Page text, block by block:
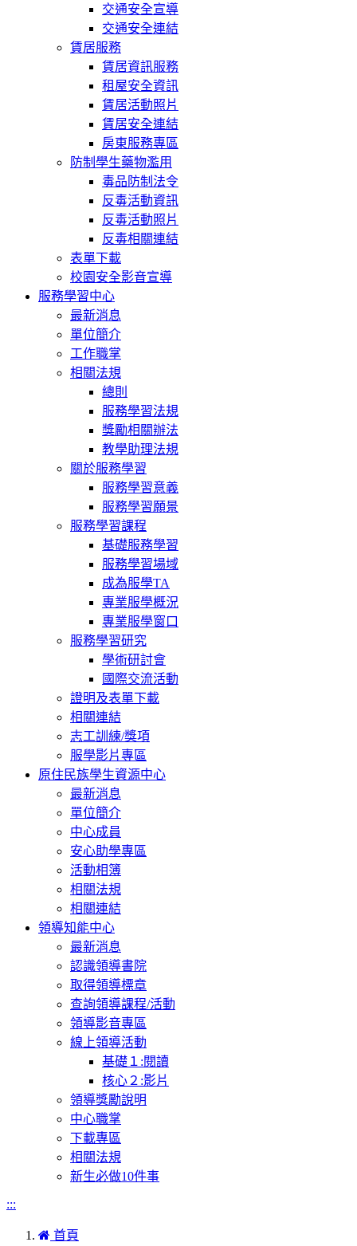
交通安全宣導
交通安全連結
賃居服務
賃居資訊服務
租屋安全資訊
賃居活動照片
賃居安全連結
房東服務專區
防制學生藥物濫用
毒品防制法令
反毒活動資訊
反毒活動照片
反毒相關連結
表單下載
校園安全影音宣導
服務學習中心
最新消息
單位簡介
工作職掌
相關法規
總則
服務學習法規
獎勵相關辦法
教學助理法規
關於服務學習
服務學習意義
服務學習願景
服務學習課程
基礎服務學習
服務學習場域
成為服學TA
專業服學概況
專業服學窗口
服務學習研究
學術研討會
國際交流活動
證明及表單下載
相關連結
志工訓練/獎項
服學影片專區
原住民族學生資源中心
最新消息
單位簡介
中心成員
安心助學專區
活動相簿
相關法規
相關連結
領導知能中心
最新消息
認識領導書院
取得領導標章
查詢領導課程/活動
領導影音專區
線上領導活動
基礎１:閱讀
核心２:影片
領導獎勵說明
中心職掌
下載專區
相關法規
新生必做10件事
:::
首頁